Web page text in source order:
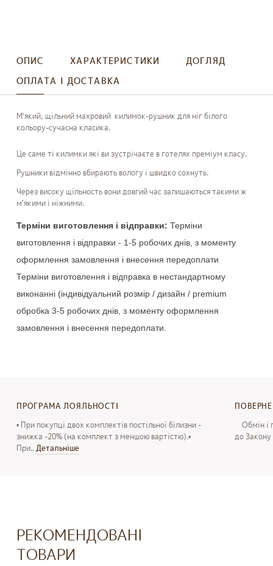
ОПИС ХАРАКТЕРИСТИКИ
ДОГЛЯД
ОПЛАТА І ДОСТАВКА
Мʼякий, щільний махровий килимок-рушник для ніг білого
кольору-сучасна класика.
Це саме ті килимки які ви зустрічаєте в готелях преміум класу.
Рушники відмінно вбирають вологу і швидко сохнуть.
Через високу щільность вони довгий час залишаються такими ж
м'якими і ніжними.
Терміни виготовлення і відправки: Терміни
виготовлення і відправки - 1-5 робочих днів, з моменту
оформлення замовлення і внесення передоплати
Терміни виготовлення і відправка в нестандартному
виконанні (індивідуальний розмір / дизайн / premium
обробка 3-5 робочих днів, з моменту оформлення
замовлення і внесення передоплати.
ПРОГРАМА ЛОЯЛЬНОСТІ
• При покупці двох комплектів постільної білизни -
знижка -20% (на комплект з меншою вартістю).•
При..Детальнiше
Обмін і
до Закону
РЕКОМЕНДОВАНІ
ТОВАРИ